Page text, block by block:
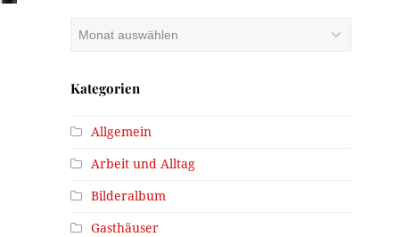
Kategorien
Allgemein
Arbeit und Alltag
Bilderalbum
Gasthäuser